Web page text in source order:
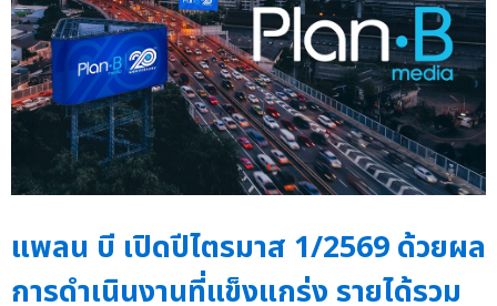
แพลน บี เปิดปีไตรมาส 1/2569 ด้วยผล
การดำเนินงานที่แข็งแกร่ง รายได้รวม